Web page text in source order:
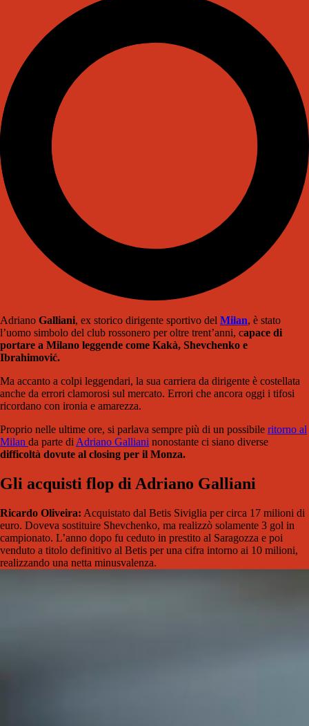
Adriano Galliani, ex storico dirigente sportivo del Milan, è stato
l’uomo simbolo del club rossonero per oltre trent’anni, capace di
portare a Milano leggende come Kakà, Shevchenko e
Ibrahimović.
Ma accanto a colpi leggendari, la sua carriera da dirigente è costellata
anche da errori clamorosi sul mercato. Errori che ancora oggi i tifosi
ricordano con ironia e amarezza.
Proprio nelle ultime ore, si parlava sempre più di un possibile ritorno al
Milan da parte diAdriano Galliani nonostante ci siano diverse
difficoltà dovute al closing per il Monza.
Gli acquisti flop di Adriano Galliani
Ricardo Oliveira: Acquistato dal Betis Siviglia per circa 17 milioni di
euro. Doveva sostituire Shevchenko, ma realizzò solamente 3 gol in
campionato. L’anno dopo fu ceduto in prestito al Saragozza e poi
venduto a titolo definitivo al Betis per una cifra intorno ai 10 milioni,
realizzando una netta minusvalenza.